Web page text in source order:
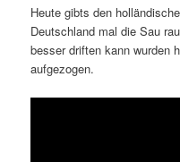
Heute gibts den
Deutschland mal die Sau
besser driften kann wurden
aufgezogen.